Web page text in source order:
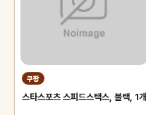
쿠팡
스타스포츠 스피드스택스, 블랙, 1개